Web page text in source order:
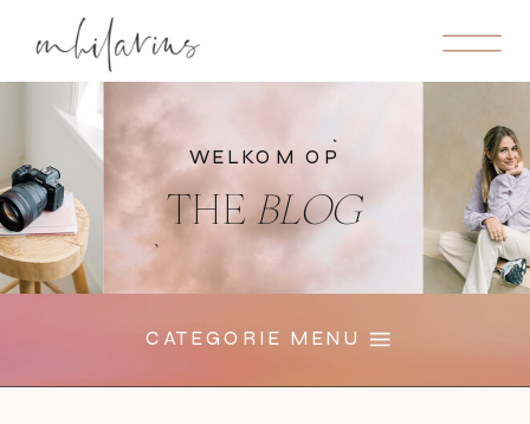
THEBLOG
WELKOM OP
CATEGORIE MENU